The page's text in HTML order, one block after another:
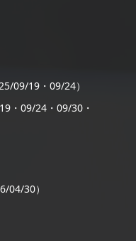
09/19・09/24）
・09/24・09/30・
04/30）